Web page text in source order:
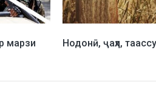
марзи Нодонӣ, ҷаҳл,